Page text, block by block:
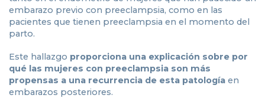
embarazo previo con preeclampsia, como en las
pacientes que tienen preeclampsia en el momento del
parto.
Este hallazgo proporciona una explicación sobre por
qué las mujeres con preeclampsia son más
propensas a una recurrencia de esta patología en
embarazos posteriores.